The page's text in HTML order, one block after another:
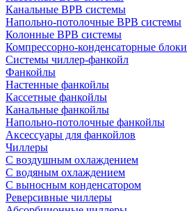
Канальные ВРВ системы
Напольно-потолочные ВРВ системы
Колонные ВРВ системы
Компрессорно-конденсаторные блоки
Системы чиллер-фанкойл
Фанкойлы
Настенные фанкойлы
Кассетные фанкойлы
Канальные фанкойлы
Напольно-потолочные фанкойлы
Аксессуары для фанкойлов
Чиллеры
С воздушным охлаждением
С водяным охлаждением
С выносным конденсатором
Реверсивные чиллеры